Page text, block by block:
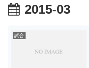
2015-03
試合